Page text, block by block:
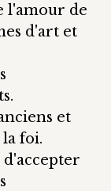
l'amour de
d'art et
et
foi.
d'accepter